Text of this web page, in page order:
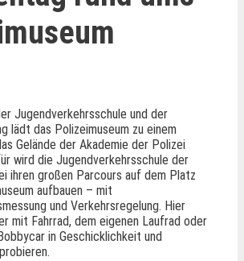
Jugendverkehrsschule und der
lädt das Polizeimuseum zu einem
Gelände der Akademie der Polizei
wird die Jugendverkehrsschule der
ihren großen Parcours auf dem Platz
aufbauen – mit
und Verkehrsregelung. Hier
mit Fahrrad, dem eigenen Laufrad oder
in Geschicklichkeit und